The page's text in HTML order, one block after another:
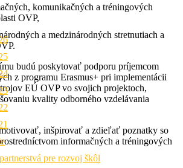
pre rozvoj škôl
komunikačných a tréningových
OVP,
a medzinárodných stretnutiach a
budú poskytovať podporu príjemcom
z programu Erasmus+ pri implementácii
EÚ OVP vo svojich projektoch,
kvality odborného vzdelávania
inšpirovať a zdieľať poznatky so
informačných a tréningových